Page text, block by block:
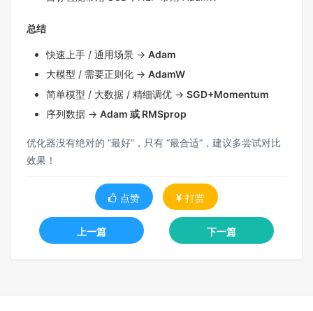
总结
快速上手 / 通用场景 → Adam
大模型 / 需要正则化 → AdamW
简单模型 / 大数据 / 精细调优 → SGD+Momentum
序列数据 → Adam 或 RMSprop
优化器没有绝对的 “最好”，只有 “最合适”，建议多尝试对比
效果！
点赞 打赏
上一篇 下一篇